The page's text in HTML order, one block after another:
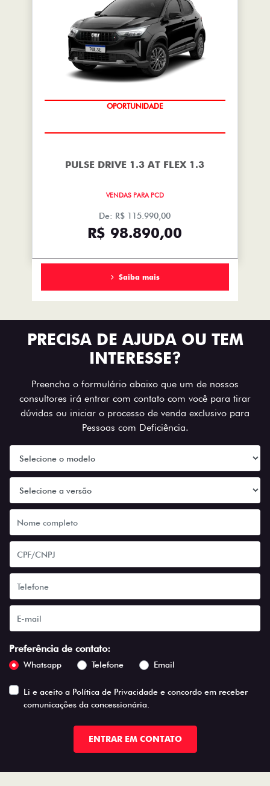
OPORTUNIDADE
PULSE DRIVE 1.3 AT FLEX 1.3
VENDAS PARA PCD
De: R$ 115.990,00
R$ 98.890,00
Saiba mais
PRECISA DE AJUDA OU TEM
INTERESSE?
Preencha o formulário abaixo que um de nossos
consultores irá entrar com contato com você para tirar
dúvidas ou iniciar o processo de venda exclusivo para
Pessoas com Deficiência.
Preferência de contato:
Whatsapp Telefone Email
Li e aceito a Política de Privacidade e concordo em receber
comunicações da concessionária.
ENTRAR EM CONTATO